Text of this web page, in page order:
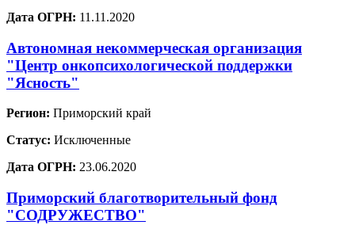
Дата ОГРН: 11.11.2020
Автономная некоммерческая организация
"Центр онкопсихологической поддержки
"Ясность"
Регион: Приморский край
Статус: Исключенные
Дата ОГРН: 23.06.2020
Приморский благотворительный фонд
"СОДРУЖЕСТВО"